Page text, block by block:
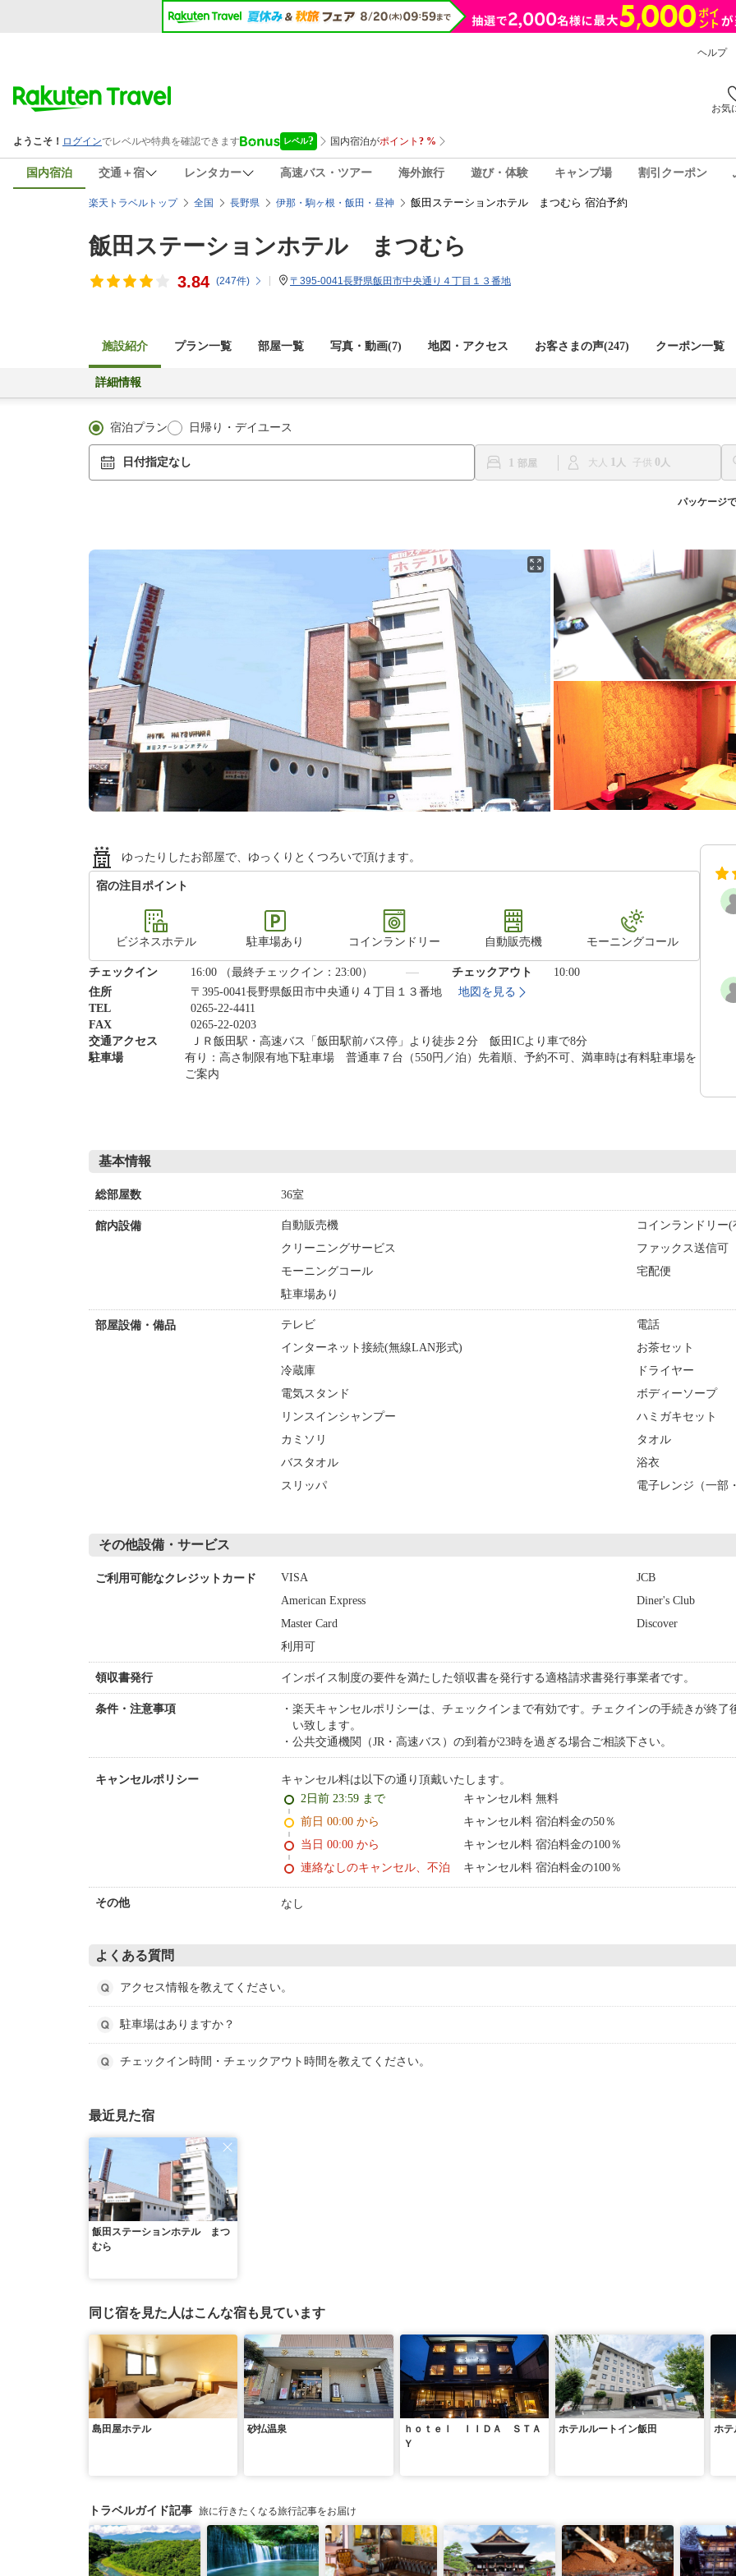
ヘルプ
お気
国内宿泊 交通＋宿 レンタカー 高速バス・ツアー 海外旅行 遊び・体験 キャンプ場 割引クーポン
楽天トラベルトップ 全国 長野県 伊那・駒ヶ根・飯田・昼神 飯田ステーションホテル まつむら 宿泊予約
飯田ステーションホテル まつむら
3.84 (247件) 〒395-0041長野県飯田市中央通り４丁目１３番地
施設紹介 プラン一覧 部屋一覧 写真・動画(7) 地図・アクセス お客さまの声(247) クーポン一覧
詳細情報
宿泊プラン 日帰り・デイユース
日付指定なし 1 大人 1 子供 0
パッケージ
ゆったりしたお部屋で、ゆっくりとくつろいで頂けます。
宿の注目ポイント
ビジネスホテル 駐車場あり コインランドリー 自動販売機 モーニングコール
チェックイン 16:00 （最終チェックイン：23:00） チェックアウト
10:00
住所
〒395-0041長野県飯田市中央通り４丁目１３番地
地図を見る
TEL
0265-22-4411
FAX
0265-22-0203
交通アクセス
ＪＲ飯田駅・高速バス「飯田駅前バス停」より徒歩２分 飯田ICより車で8分
駐車場
有り：高さ制限有地下駐車場 普通車７台（550円／泊）先着順、予約不可、満車時は有料駐車場を
ご案内
基本情報
総部屋数 36室
館内設備 自動販売機
コインランドリー(
クリーニングサービス
ファックス送信可
モーニングコール
宅配便
駐車場あり
部屋設備・備品 テレビ
電話
インターネット接続(無線LAN形式)
お茶セット
冷蔵庫
ドライヤー
電気スタンド
ボディーソープ
リンスインシャンプー
ハミガキセット
カミソリ
タオル
バスタオル
浴衣
スリッパ
電子レンジ（一部
その他設備・サービス
ご利用可能なクレジットカード VISA
JCB
American Express
Diner's Club
Master Card
Discover
利用可
領収書発行 インボイス制度の要件を満たした領収書を発行する適格請求書発行事業者です。
条件・注意事項
楽天キャンセルポリシーは、チェックインまで有効です。チェクインの手続きが終
い致します。
公共交通機関（JR・高速バス）の到着が23時を過ぎる場合ご相談下さい。
キャンセルポリシー キャンセル料は以下の通り頂戴いたします。
2日前 23:59 まで
キャンセル料 無料
前日 00:00 から
キャンセル料 宿泊料金の50％
当日 00:00 から
キャンセル料 宿泊料金の100％
連絡なしのキャンセル、不泊
キャンセル料 宿泊料金の100％
その他 なし
よくある質問
アクセス情報を教えてください。
駐車場はありますか？
チェックイン時間・チェックアウト時間を教えてください。
最近見た宿
飯田ステーションホテル まつ
むら
同じ宿を見た人はこんな宿も見ています
島田屋ホテル 砂払温泉
ｈｏｔｅｌ ＩＩＤＡ ＳＴＡ
Ｙ
ホテルルートイン飯田 ホテ
トラベルガイド記事 旅に行きたくなる旅行記事をお届け